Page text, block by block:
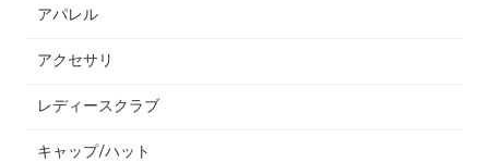
アパレル
アクセサリ
レディースクラブ
キャップ/ハット